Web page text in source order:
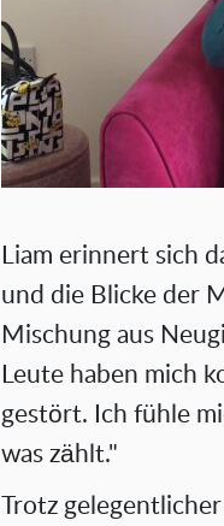
Liam erinnert sich
und die Blicke der
Mischung aus
Leute haben mich
gestört. Ich fühle
was zählt."
Trotz